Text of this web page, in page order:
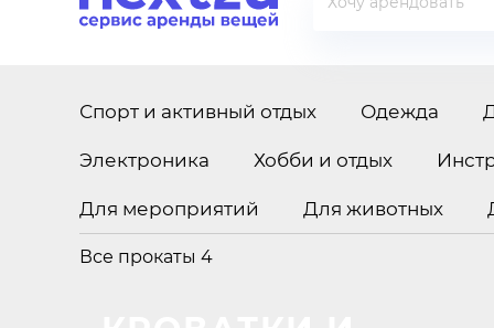
Спорт и активный отдых Одежда
Электроника Хобби и отдых
Для мероприятий Для животных
Все прокаты 4